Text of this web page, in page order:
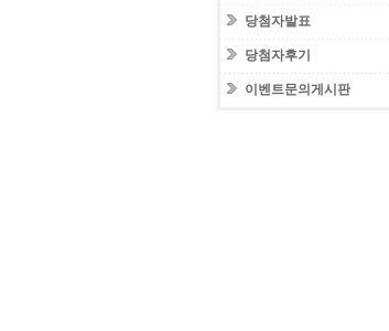
당첨자발표
당첨자후기
이벤트문의게시판